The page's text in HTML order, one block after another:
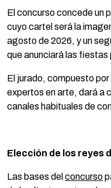
El concurso concede un
cuyo cartel será la
agosto de 2026, y un
que anunciará las
El jurado, compuesto
expertos en arte, dará a
canales habituales de
Elección de los reyes
Las bases del concurso